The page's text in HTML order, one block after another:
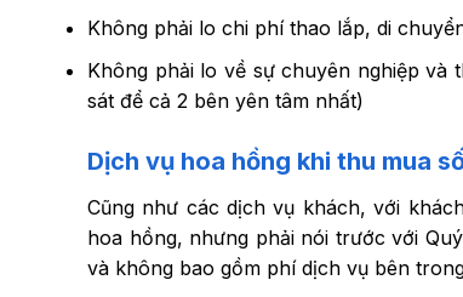
Không phải lo chi phí thao lắp, di
Không phải lo về sự chuyên nghiệp và
sát để cả 2 bên yên tâm nhất)
Dịch vụ hoa hồng khi thu mua
Cũng như các dịch vụ khách, với
hoa hồng, nhưng phải nói trước với
và không bao gồm phí dịch vụ bên